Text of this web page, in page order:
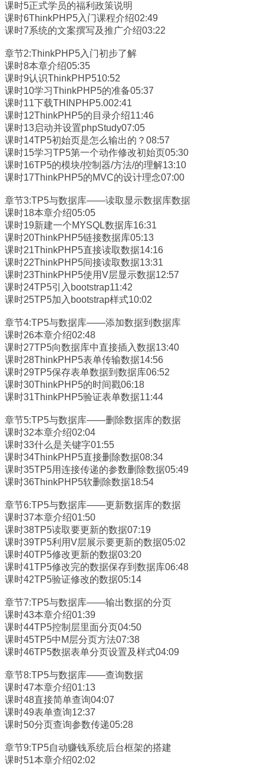
课时5正式学员的福利政策说明
课时6ThinkPHP5入门课程介绍02:49
课时7系统的文案撰写及推广介绍03:22
章节2:ThinkPHP5入门初步了解
课时8本章介绍05:35
课时9认识ThinkPHP510:52
课时10学习ThinkPHP5的准备05:37
课时11下载THINPHP5.002:41
课时12ThinkPHP5的目录介绍11:46
课时13启动并设置phpStudy07:05
课时14TP5初始页是怎么输出的？08:57
课时15学习TP5第一个动作修改初始页05:30
课时16TP5的模块/控制器/方法/的理解13:10
课时17ThinkPHP5的MVC的设计理念07:00
章节3:TP5与数据库——读取显示数据库数据
课时18本章介绍05:05
课时19新建一个MYSQL数据库16:31
课时20ThinkPHP5链接数据库05:13
课时21ThinkPHP5直接读取数据14:16
课时22ThinkPHP5间接读取数据13:31
课时23ThinkPHP5使用V层显示数据12:57
课时24TP5引入bootstrap11:42
课时25TP5加入bootstrap样式10:02
章节4:TP5与数据库——添加数据到数据库
课时26本章介绍02:48
课时27TP5向数据库中直接插入数据13:40
课时28ThinkPHP5表单传输数据14:56
课时29TP5保存表单数据到数据库06:52
课时30ThinkPHP5的时间戳06:18
课时31ThinkPHP5验证表单数据11:44
章节5:TP5与数据库——删除数据库的数据
课时32本章介绍02:04
课时33什么是关键字01:55
课时34ThinkPHP5直接删除数据08:34
课时35TP5用连接传递的参数删除数据05:49
课时36ThinkPHP5软删除数据18:54
章节6:TP5与数据库——更新数据库的数据
课时37本章介绍01:50
课时38TP5读取要更新的数据07:19
课时39TP5利用V层展示要更新的数据05:02
课时40TP5修改更新的数据03:20
课时41TP5修改完的数据保存到数据库06:48
课时42TP5验证修改的数据05:14
章节7:TP5与数据库——输出数据的分页
课时43本章介绍01:39
课时44TP5控制层里面分页04:50
课时45TP5中M层分页方法07:38
课时46TP5数据表单分页设置及样式04:09
章节8:TP5与数据库——查询数据
课时47本章介绍01:13
课时48直接简单查询04:07
课时49表单查询12:37
课时50分页查询参数传递05:28
章节9:TP5自动赚钱系统后台框架的搭建
课时51本章介绍02:02